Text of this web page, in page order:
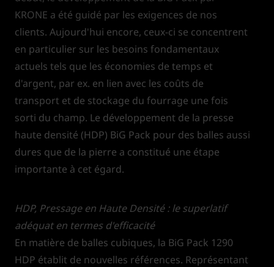
KRONE a été guidé par les exigences de nos
clients. Aujourd'hui encore, ceux-ci se concentrent
en particulier sur les besoins fondamentaux
actuels tels que les économies de temps et
d'argent, par ex. en lien avec les coûts de
transport et de stockage du fourrage une fois
sorti du champ. Le développement de la presse
haute densité (HDP) BiG Pack pour des balles aussi
dures que de la pierre a constitué une étape
importante à cet égard.
HDP, Pressage en Haute Densité : le superlatif
adéquat en termes d'efficacité
En matière de balles cubiques, la BiG Pack 1290
HDP établit de nouvelles références. Représentant